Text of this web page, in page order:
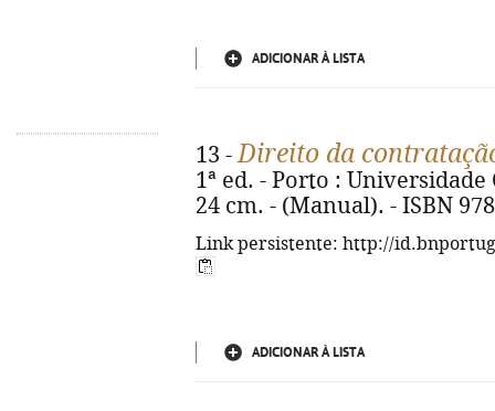
ADICIONAR À LISTA
13 -Direito da
1ª ed. - Porto : Universidade
24 cm. - (Manual). - ISBN
Link persistente: http://
ADICIONAR À LISTA